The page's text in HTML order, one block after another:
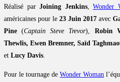
Réalisé par Joining Jenkins, Wonder
américaines pour le 23 Juin 2017 avec
Pine (Captain Steve Trevor), Robin
Thewlis, Ewen Bremner, Saïd
et Lucy Davis.
Pour le tournage de Wonder Woman